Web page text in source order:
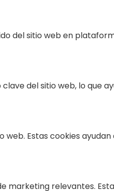
del sitio web en
del sitio web, lo que
Estas cookies
marketing relevantes.